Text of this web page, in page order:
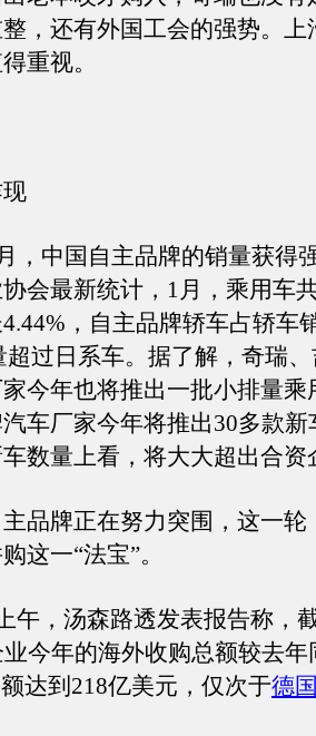
，还有外国工会的强势。上
重视。
中国自主品牌的销量获得
会最新统计，1月，乘用车
，自主品牌轿车占轿车
超过日系车。据了解，奇瑞
今年也将推出一批小排量乘
车厂家今年将推出30多款
数量上看，将大大超出合资
牌正在努力突围，这一轮
这一“法宝”。
，汤森路透发表报告称，
今年的海外收购总额较去年
达到218亿美元，仅次于德